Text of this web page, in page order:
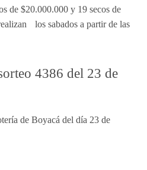
de $20.000.000 y 19 secos de
los sabados a partir de las
4386 del 23 de
de Boyacá del día 23 de